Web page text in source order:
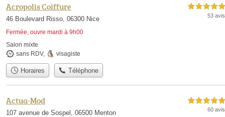
Acropolis Coiffure
46 Boulevard Risso, 06300 Nice
Fermée, ouvre mardi à 9h00
5,0 étoiles sur 5
53 avis
Salon mixte
sans RDV, visagiste
Horaires Téléphone
Actua-Mod
107 avenue de Sospel, 06500 Menton
5,0 étoiles sur 5
60 avis